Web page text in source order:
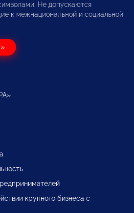
Не допускаются
к межнациональной и социальной
крупного бизнеса с